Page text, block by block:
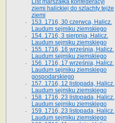
List marszałka konfederacyi
ziemi halickiej do szlachty tejże
ziemi
153. 1716, 30 czerwca, Halicz.
Laudum sejmiku ziemskiego
154. 1716, 3 sierpnia, Halicz.
Laudum sejmiku ziemskiego
155. 1716, 16 września, Halicz.
Laudum sejmiku ziemskiego
156. 1716, 17 września, Halicz.
Laudum sejmiku ziemskiego
gospodarskiego
157. 1716, 12 listopada, Halicz.
Laudum sejmiku ziemskiego
158. 1716, 23 listopada, Halicz.
Laudum sejmiku ziemskiego
159. 1716, 23 listopada, Halicz.
Laudum sejmiku ziemskiego